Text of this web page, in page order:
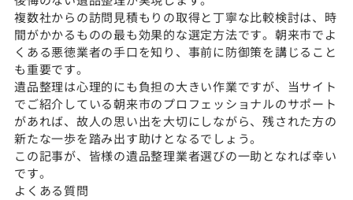
複数社からの訪問見積もりの取得と丁寧な比較検討は、時
間がかかるものの最も効果的な選定方法です。朝来市でよ
くある悪徳業者の手口を知り、事前に防御策を講じること
も重要です。
遺品整理は心理的にも負担の大きい作業ですが、当サイト
でご紹介している朝来市のプロフェッショナルのサポート
があれば、故人の思い出を大切にしながら、残された方の
新たな一歩を踏み出す助けとなるでしょう。
この記事が、皆様の遺品整理業者選びの一助となれば幸い
です。
よくある質問